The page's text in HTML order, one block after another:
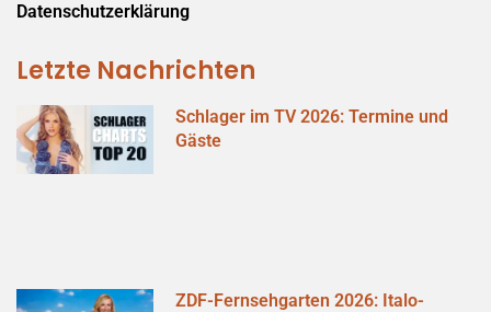
Datenschutzerklärung
Letzte Nachrichten
Schlager im TV 2026: Termine und
Gäste
ZDF-Fernsehgarten 2026: Italo-